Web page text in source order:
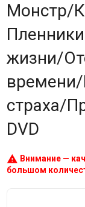
Монстр/
жизни/
страха/
DVD
warning Внимание —
большом